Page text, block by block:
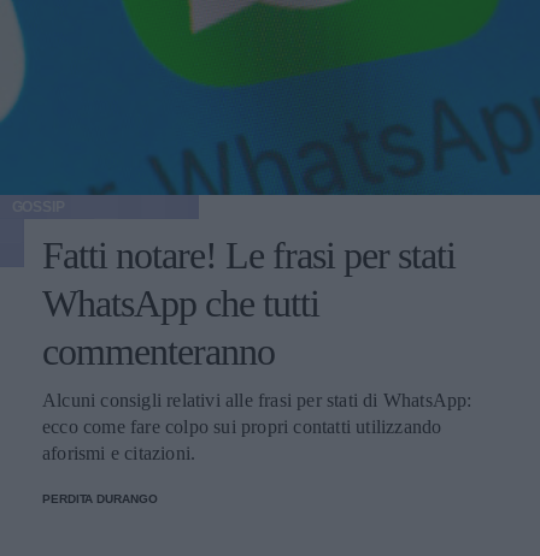
Fatti notare! Le frasi per stati
WhatsApp che tutti
commenteranno
Alcuni consigli relativi alle frasi per stati di WhatsApp:
ecco come fare colpo sui propri contatti utilizzando
aforismi e citazioni.
PERDITA DURANGO